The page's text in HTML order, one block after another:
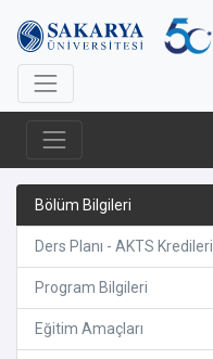
Bölüm Bilgileri
Ders Planı - AKTS Kredileri
Program Bilgileri
Eğitim Amaçları